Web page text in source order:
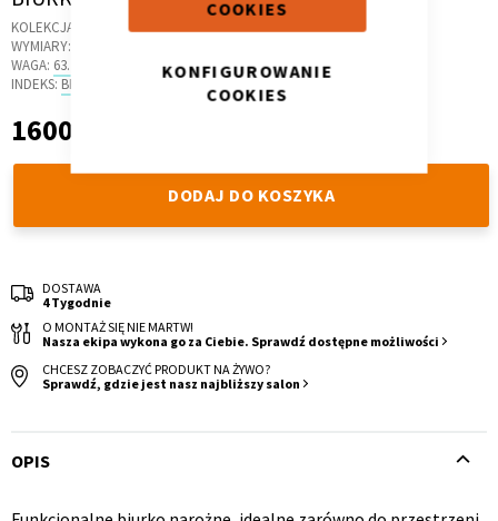
COOKIES
KONFIGUROWANIE
COOKIES
the
beginning
of
images
KOLEKCJA:
WYMIARY:
WAGA: 63.2 KG
INDEKS: BR.46
1 600,00 zł
1600,00 zł
DODAJ DO KOSZYKA
DOSTAWA
4 Tygodnie
O MONTAŻ SIĘ NIE MARTW!
Nasza ekipa wykona go za Ciebie. Sprawdź dostępne możliwości
CHCESZ ZOBACZYĆ PRODUKT NA ŻYWO?
Sprawdź, gdzie jest nasz najbliższy salon
OPIS
Toaletka